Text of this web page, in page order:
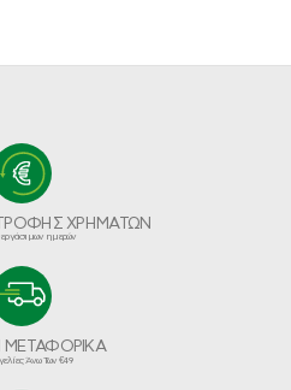
ΧΡΗΜΑΤΩΝ
εργάσιμων ημερών
ΜΕΤΑΦΟΡΙΚΑ
Άνω Των €49